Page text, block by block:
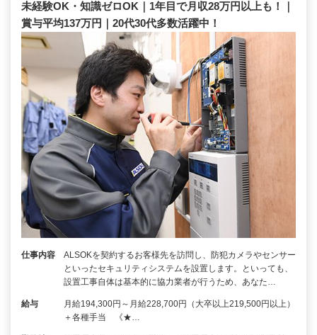
未経験OK・知識ゼロOK｜1年目で月収28万円以上も！｜
賞与平均137万円｜20代30代多数活躍中！
仕事内容
ALSOKを契約するお客様先を訪問し、防犯カメラやセンサー
といったセキュリティシステムを設置します。といっても、
設置工事自体は基本的に協力業者が行うため、あなた…
給与
月給194,300円～月給228,700円（大卒以上219,500円以上）
＋各種手当 《★…